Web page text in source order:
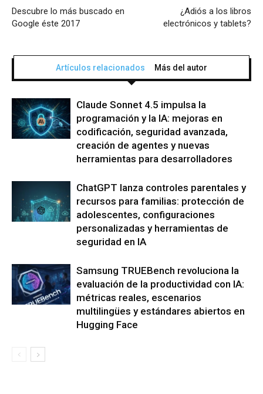
Descubre lo más buscado en
Google éste 2017
¿Adiós a los libros
electrónicos y tablets?
Artículos relacionados Más del autor
Claude Sonnet 4.5 impulsa la
programación y la IA: mejoras en
codificación, seguridad avanzada,
creación de agentes y nuevas
herramientas para desarrolladores
ChatGPT lanza controles parentales y
recursos para familias: protección de
adolescentes, configuraciones
personalizadas y herramientas de
seguridad en IA
Samsung TRUEBench revoluciona la
evaluación de la productividad con IA:
métricas reales, escenarios
multilingües y estándares abiertos en
Hugging Face